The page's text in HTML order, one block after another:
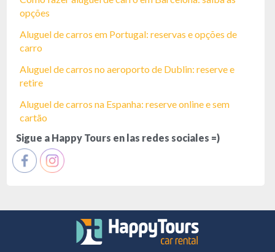
opções
Aluguel de carros em Portugal: reservas e opções de
carro
Aluguel de carros no aeroporto de Dublin: reserve e
retire
Aluguel de carros na Espanha: reserve online e sem
cartão
Sigue a Happy Tours en las redes sociales =)